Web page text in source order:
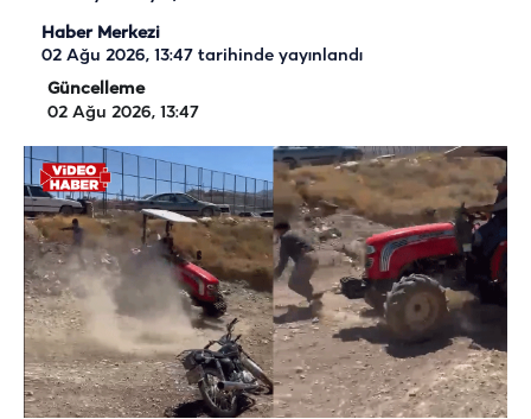
Haber Merkezi
02 Ağu 2026, 13:47 tarihinde yayınlandı
Güncelleme
02 Ağu 2026, 13:47